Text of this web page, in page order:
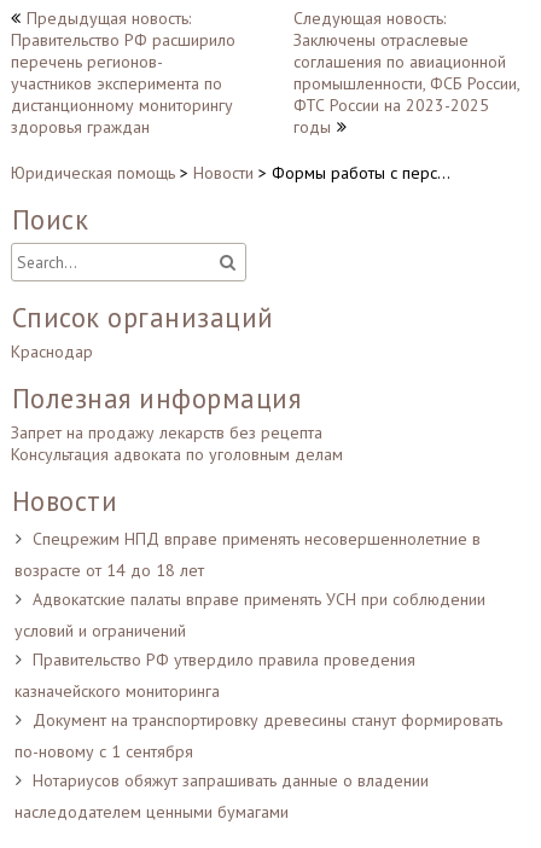
Навигация
по
записям
Предыдущая новость:
Правительство РФ расширило
перечень регионов-
участников эксперимента по
дистанционному мониторингу
здоровья граждан
Следующая новость:
Заключены отраслевые
соглашения по авиационной
промышленности, ФСБ России,
ФТС России на 2023-2025
годы
Юридическая помощь> Новости > Формы работы с перс…
Поиск
Список организаций
Краснодар
Полезная информация
Запрет на продажу лекарств без рецепта
Консультация адвоката по уголовным делам
Новости
Спецрежим НПД вправе применять несовершеннолетние в
возрасте от 14 до 18 лет
Адвокатские палаты вправе применять УСН при соблюдении
условий и ограничений
Правительство РФ утвердило правила проведения
казначейского мониторинга
Документ на транспортировку древесины станут формировать
по-новому с 1 сентября
Нотариусов обяжут запрашивать данные о владении
наследодателем ценными бумагами